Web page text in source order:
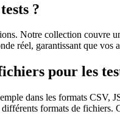
?
Notre collection couvre
réel, garantissant que
pour les
dans les formats
formats de